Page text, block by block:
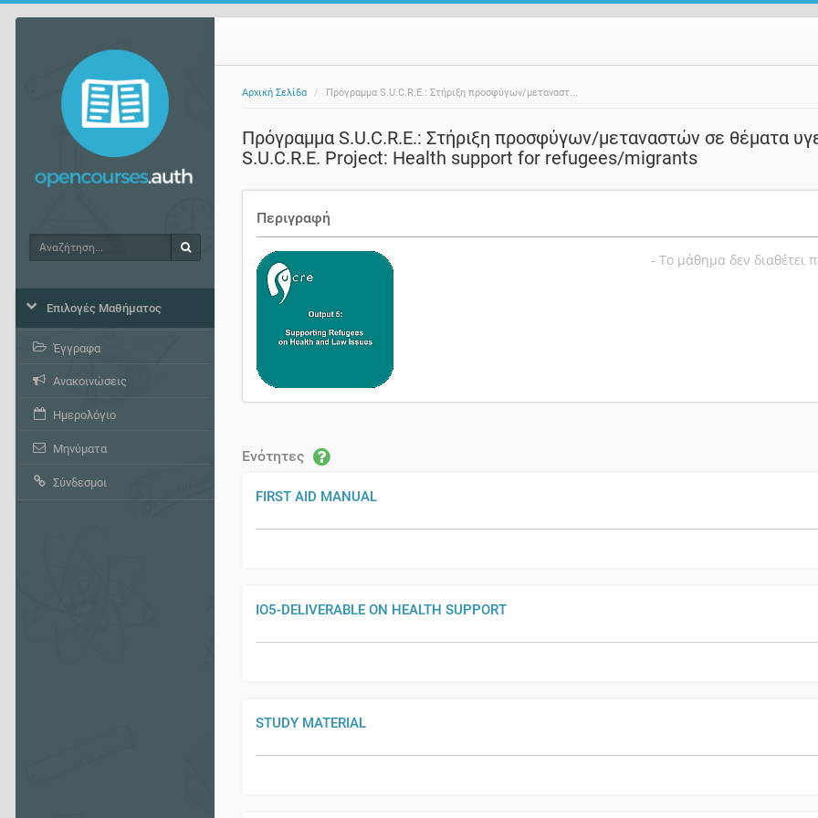
Αρχική Σελίδα Πρόγραμμα S.U.C.R.E.: Στήριξη προσφύγων/μεταναστ...
Πρόγραμμα S.U.C.R.E.: Στήριξη προσφύγων/μεταναστών σε θέματα
S.U.C.R.E. Project: Health support for refugees/migrants
Περιγραφή
- Το μάθημα δεν διαθέτει
Ενότητες
FIRST AID MANUAL
IO5-DELIVERABLE ON HEALTH SUPPORT
STUDY MATERIAL
Αναζήτηση
Επιλογές Μαθήματος
Έγγραφα
Ανακοινώσεις
Ημερολόγιο
Μηνύματα
Σύνδεσμοι